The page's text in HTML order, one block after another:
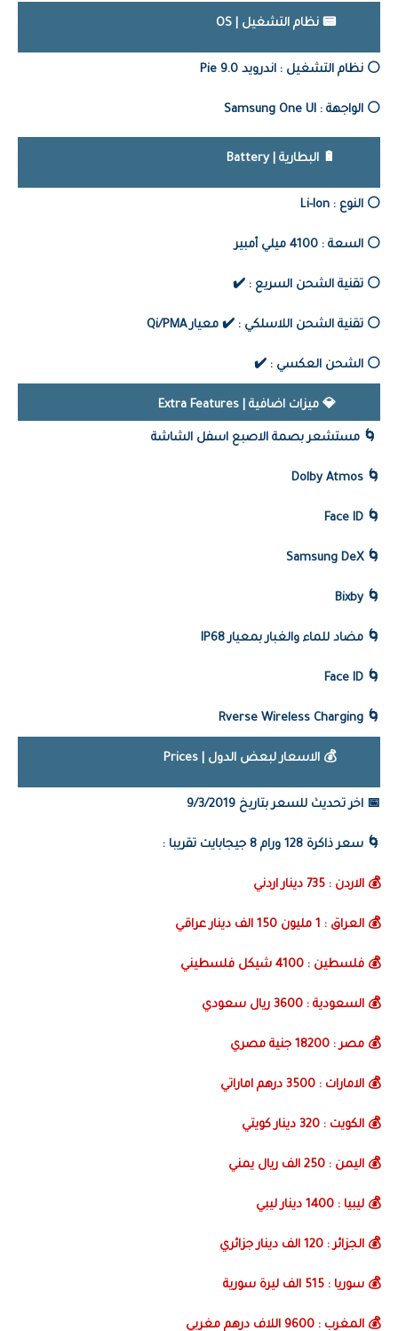
📟 نظام التشغيل | OS
⚪️ نظام التشغيل : اندرويد 9.0 Pie
⚪️ الواجهة : Samsung One UI
🔋 البطارية | Battery
⚪️ النوع : Li-Ion
⚪️ السعة : 4100 ميلي أمبير
⚪️ تقنية الشحن السريع : ✔️
⚪️ تقنية الشحن اللاسلكي : ✔️ معيار Qi/PMA
⚪️ الشحن العكسي : ✔️
💎 ميزات اضافية | Extra Features
🌀 مستشعر بصمة الاصبع اسفل الشاشة
🌀
🌀 Face ID
🌀
Samsung DeX
🌀
Bixby
🌀 مضاد للماء والغبار بمعيار IP68
🌀 Face ID
🌀
Rverse Wireless Charging
💰 الاسعار لبعض الدول | Prices
📅 اخر تحديث للسعر بتاريخ 9/3/2019
🌀 سعر ذاكرة 128 ورام 8 جيجابايت تقريبا :
💰 الاردن : 735 دينار اردني
💰 العراق : 1 مليون 150 الف دينار عراقي
💰 فلسطين : 4100 شيكل فلسطيني
💰 السعودية : 3600 ريال سعودي
💰 مصر : 18200 جنية مصري
💰 الامارات : 3500 درهم اماراتي
💰 الكويت : 320 دينار كويتي
💰 اليمن : 250 الف ريال يمني
💰 ليبيا : 1400 دينار ليبي
💰 الجزائر : 120 الف دينار جزائري
💰 سوريا : 515 الف ليرة سورية
💰 المغرب : 9600 اللاف درهم مغربي